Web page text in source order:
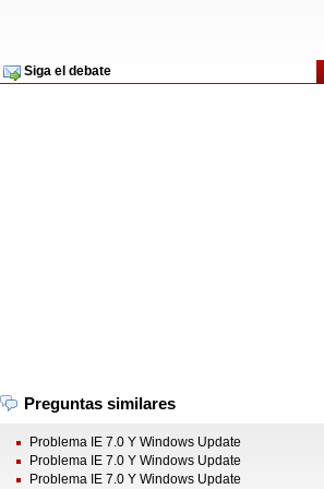
Siga el debate
Preguntas similares
Problema IE 7.0 Y Windows Update
Problema IE 7.0 Y Windows Update
Problema IE 7.0 Y Windows Update